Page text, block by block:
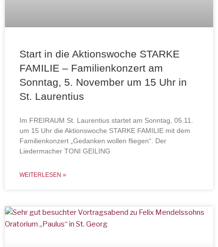
Start in die Aktionswoche STARKE
FAMILIE – Familienkonzert am
Sonntag, 5. November um 15 Uhr in
St. Laurentius
Im FREIRAUM St. Laurentius startet am Sonntag, 05.11.
um 15 Uhr die Aktionswoche STARKE FAMILIE mit dem
Familienkonzert „Gedanken wollen fliegen“. Der
Liedermacher TONI GEILING
WEITERLESEN »